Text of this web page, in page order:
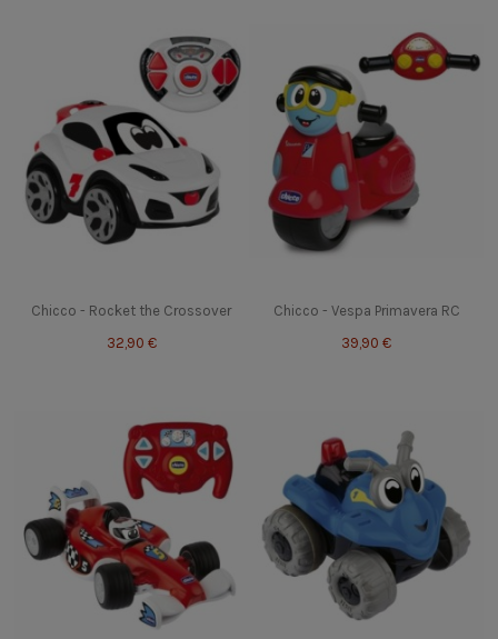
Chicco - Rocket the Crossover
32,90 €
Chicco - Vespa Primavera RC
39,90 €